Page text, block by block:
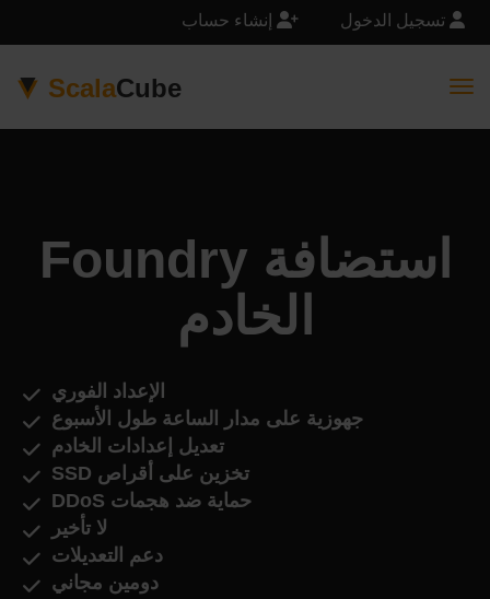
تسجيل الدخول إنشاء حساب
ScalaCube
Foundry استضافة
الخادم
الإعداد الفوري
جهوزية على مدار الساعة طول الأسبوع
تعديل إعدادات الخادم
تخزين على أقراص SSD
حماية ضد هجمات DDoS
لا تأخير
دعم التعديلات
دومين مجاني